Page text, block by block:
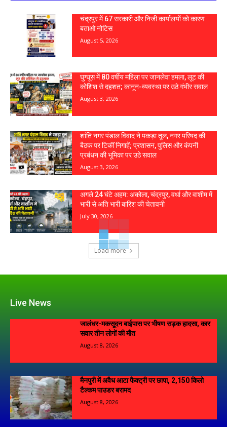
चंद्रपुर में 67 सरकारी और निजी कार्यालयों को कारण
बताओ नोटिस
August 5, 2026
घुग्घूस में 80 वर्षीय महिला पर जानलेवा हमला, लूट की
कोशिश से दहशत; कानून-व्यवस्था पर उठे गंभीर सवाल
August 3, 2026
शांति नगर पंडाल विवाद ने पकड़ा तूल, नगर परिषद की
बैठक पर टिकीं निगाहें; प्रशासन, पुलिस और कंपनी
प्रबंधन की भूमिका पर उठे सवाल
August 3, 2026
अगले 24 घंटे अहम: अकोला, चंद्रपुर, वर्धा और वाशीम में
भारी से अति भारी बारिश की चेतावनी
July 30, 2026
Load more
Live News
जालंधर-मकसूदन बाईपास पर भीषण सड़क हादसा, कार
सवार तीन लोगों की मौत
August 8, 2026
मैनपुरी में अवैध आटा फैक्ट्री पर छापा, 2,150 किलो
टैल्कम पाउडर बरामद
August 8, 2026